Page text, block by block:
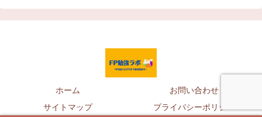
ホーム
お問い合わせ
サイトマップ
プライバシーポリシー